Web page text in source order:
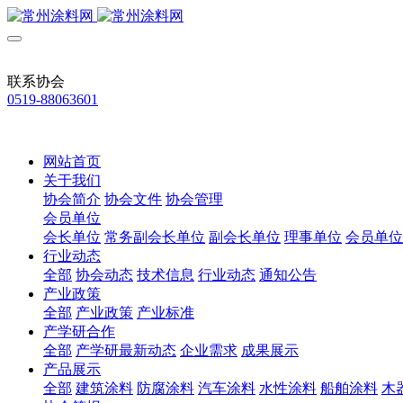
联系协会
0519-88063601
网站首页
关于我们
协会简介 协会文件 协会管理
会员单位
会长单位 常务副会长单位 副会长单位 理事单位 会员单位
行业动态
全部 协会动态 技术信息 行业动态 通知公告
产业政策
全部 产业政策 产业标准
产学研合作
全部 产学研最新动态 企业需求 成果展示
产品展示
全部 建筑涂料 防腐涂料 汽车涂料 水性涂料 船舶涂料 木